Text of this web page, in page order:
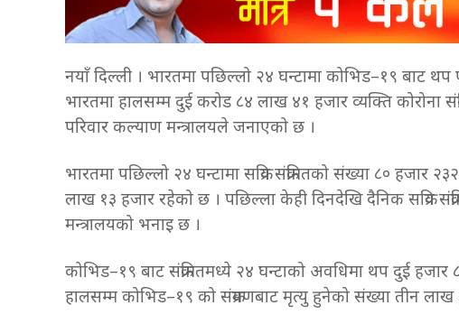
नयाँ दिल्ली । भारतमा पछिल्लो २४ घन्टामा कोभिड–१९ बाट
भारतमा हालसम्म दुई करोड ८४ लाख ४१ हजार व्यक्ति कोरोना
परिवार कल्याण मन्त्रालयले जनाएको छ ।
भारतमा पछिल्लो २४ घन्टामा सक्रिय संक्रमितको संख्या ८० हजार
लाख १३ हजार रहेको छ । पछिल्ला केही दिनदेखि दैनिक सक्रिय
मन्त्रालयको भनाइ छ ।
कोभिड–१९ बाट संक्रमितमध्ये २४ घन्टाको अवधिमा थप दुई
हालसम्म कोभिड–१९ को संक्रमणबाट मृत्यु हुनेको संख्या तीन